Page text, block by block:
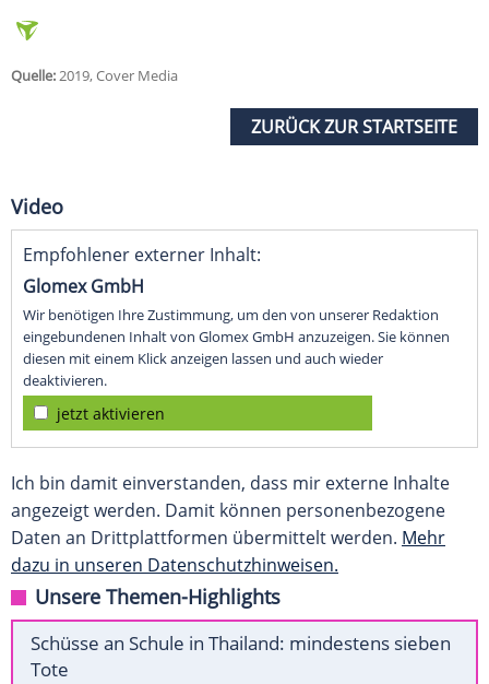
Quelle:2019, Cover Media
ZURÜCK ZUR STARTSEITE
Video
Empfohlener externer Inhalt:
Glomex GmbH
Wir benötigen Ihre Zustimmung, um den von unserer Redaktion
eingebundenen Inhalt von Glomex GmbH anzuzeigen. Sie können
diesen mit einem Klick anzeigen lassen und auch wieder
deaktivieren.
jetzt aktivieren
Ich bin damit einverstanden, dass mir externe Inhalte
angezeigt werden. Damit können personenbezogene
Daten an Drittplattformen übermittelt werden. Mehr
dazu in unseren Datenschutzhinweisen.
Unsere Themen-Highlights
Schüsse an Schule in Thailand: mindestens sieben
Tote